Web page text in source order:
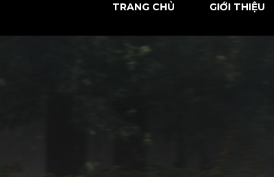
TRANG CHỦ GIỚI THIỆU